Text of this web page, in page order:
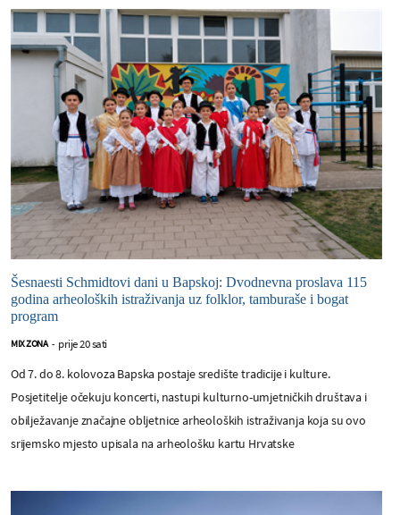
Šesnaesti Schmidtovi dani u Bapskoj: Dvodnevna proslava 115
godina arheoloških istraživanja uz folklor, tamburaše i bogat
program
MIX ZONA - prije 20 sati
Od 7. do 8. kolovoza Bapska postaje središte tradicije i kulture.
Posjetitelje očekuju koncerti, nastupi kulturno-umjetničkih društava i
obilježavanje značajne obljetnice arheoloških istraživanja koja su ovo
srijemsko mjesto upisala na arheološku kartu Hrvatske